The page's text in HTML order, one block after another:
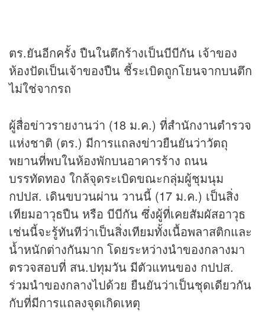
ตร.ยันอีกครั้ง ปืนในตึกร้างเป็นบีบีกัน เจ้าของ
ห้องปัดเป็นเจ้าของปืน ชี้ระเบิดถูกโยนจากบนตึก
ไม่ใช่จากรถ
ผู้สื่อข่าวรายงานว่า (18 ม.ค.) ที่สำนักงานตำรวจ
แห่งชาติ (ตร.) มีการแถลงข่าวยืนยันว่าวัตถุ
พยานที่พบในห้องพักบนอาคารร้าง ถนน
บรรทัดทอง ใกล้จุดระเบิดขณะกลุ่มผู้ชุมนุม
กปปส. เดินขบวนผ่าน วานนี้ (17 ม.ค.) เป็นสิ่ง
เทียมอาวุธปืน หรือ บีบีกัน ซึ่งผู้ที่เคยสัมผัสอาวุธ
เช่นนี้จะรู้ทันทีว่าเป็นสิ่งเทียมทั้งเนื้อพลาสติกและ
น้ำหนักต่างกันมาก โดยระหว่างนำของกลางมา
ตรวจสอบที่ สน.ปทุมวัน มีตัวแทนของ กปปส.
ร่วมนำของกลางไปด้วย ยืนยันว่าเป็นชุดเดียวกัน
กับที่มีการแถลงจุดเกิดเหตุ